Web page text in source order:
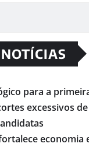
para a
excessivos
economia